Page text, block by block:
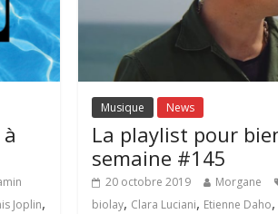
Joplin,
Musique News
La playlist pour
semaine #145
20 octobre 2019 Morgane
biolay, Clara Luciani, Etienne Daho